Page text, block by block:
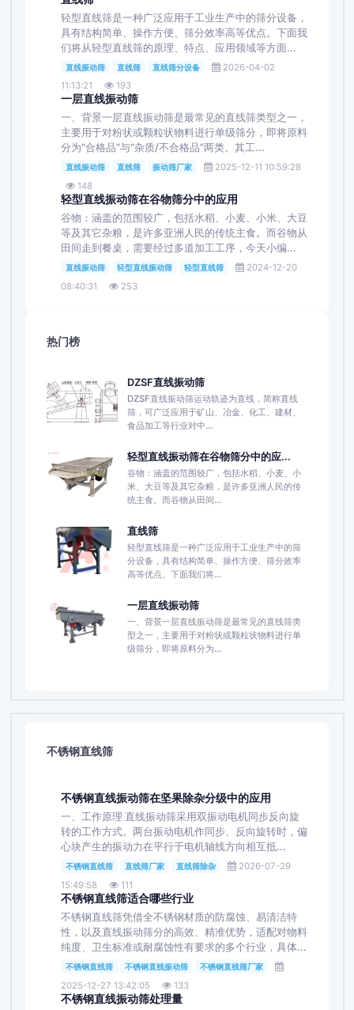
轻型直线筛是一种广泛应用于工业生产中的筛分设备，
具有结构简单、操作方便、筛分效率高等优点。下面我
们将从轻型直线筛的原理、特点、应用领域等方面...
直线振动筛 直线筛 直线筛分设备
2026-04-02
11:13:21
193
一层直线振动筛
一、背景一层直线振动筛是最常见的直线筛类型之一，
主要用于对粉状或颗粒状物料进行单级筛分，即将原料
分为“合格品”与“杂质/不合格品”两类。其工...
直线振动筛 直线筛 振动筛厂家
2025-12-11 10:59:28
148
轻型直线振动筛在谷物筛分中的应用
谷物：涵盖的范围较广，包括水稻、小麦、小米、大豆
等及其它杂粮，是许多亚洲人民的传统主食。而谷物从
田间走到餐桌，需要经过多道加工工序，今天小编...
直线振动筛 轻型直线振动筛 轻型直线筛
2024-12-20
08:40:31
253
热门榜
DZSF直线振动筛
DZSF直线振动筛运动轨迹为直线，简称直线
筛，可广泛应用于矿山、冶金、化工、建材、
食品加工等行业对中...
轻型直线振动筛在谷物筛分中的应...
谷物：涵盖的范围较广，包括水稻、小麦、小
米、大豆等及其它杂粮，是许多亚洲人民的传
统主食。而谷物从田间...
直线筛
轻型直线筛是一种广泛应用于工业生产中的筛
分设备，具有结构简单、操作方便、筛分效率
高等优点。下面我们将...
一层直线振动筛
一、背景一层直线振动筛是最常见的直线筛类
型之一，主要用于对粉状或颗粒状物料进行单
级筛分，即将原料分为...
不锈钢直线筛
不锈钢直线振动筛在坚果除杂分级中的应用
一、工作原理 直线振动筛采用双振动电机同步反向旋
转的工作方式。两台振动电机作同步、反向旋转时，偏
心块产生的振动力在平行于电机轴线方向相互抵...
不锈钢直线筛 直线筛厂家 直线筛除杂
2026-07-29
15:49:58
111
不锈钢直线筛适合哪些行业
不锈钢直线筛凭借全不锈钢材质的防腐蚀、易清洁特
性，以及直线振动筛分的高效、精准优势，适配对物料
纯度、卫生标准或耐腐蚀性有要求的多个行业，具体...
不锈钢直线筛 不锈钢直线振动筛 不锈钢直线筛厂家
2025-12-27 13:42:05 133
不锈钢直线振动筛处理量